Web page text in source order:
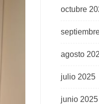
octubre
agosto
julio 2025
junio 2025